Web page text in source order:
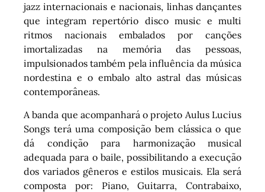
jazz internacionais e nacionais, linhas dançantes
que integram repertório disco music e multi
ritmos nacionais embalados por canções
imortalizadas na memória das pessoas,
impulsionados também pela influência da música
nordestina e o embalo alto astral das músicas
contemporâneas.
A banda que acompanhará o projeto Aulus Lucius
Songs terá uma composição bem clássica o que
dá condição para harmonização musical
adequada para o baile, possibilitando a execução
dos variados gêneros e estilos musicais. Ela será
composta por: Piano, Guitarra, Contrabaixo,